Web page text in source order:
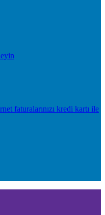
faturalarınızı kredi kartı ile